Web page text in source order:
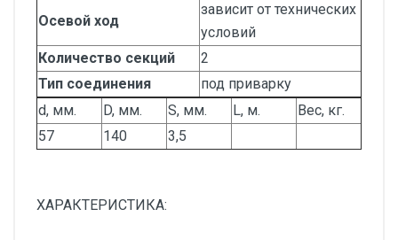
Осевой ход
зависит от технических
условий
Количество секций
2
Тип соединения
под приварку
d, мм.
D, мм. S, мм. L, м.
Вес, кг.
57
140 3,5
ХАРАКТЕРИСТИКА: